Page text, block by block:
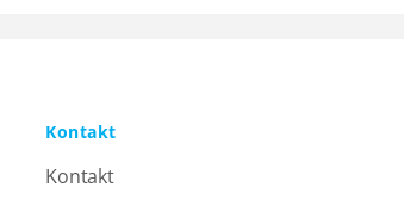
Kontakt
Kontakt